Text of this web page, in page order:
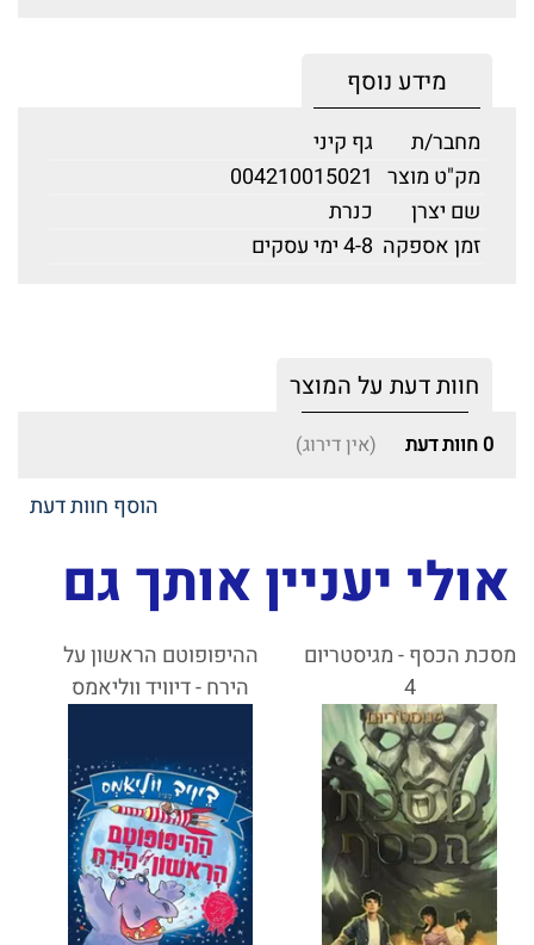
מידע נוסף
מחבר/ת
גף קיני
מק"ט מוצר 004210015021
שם יצרן
כנרת
זמן אספקה 4-8 ימי עסקים
חוות דעת על המוצר
0 חוות דעת (אין דירוג)
הוסף חוות דעת
אולי יעניין אותך גם
מסכת הכסף - מגיסטריום
4
ההיפופוטם הראשון על
הירח - דיוויד‏ ווליאמס